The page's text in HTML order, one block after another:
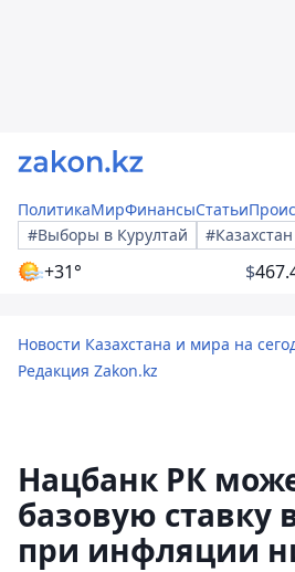
ПолитикаМирФинансыСтатьи
#Выборы в Курултай
+31° $
Новости Казахстана и мира на
Редакция Zakon.kz
Нацбанк РК
базовую ставку
при инфляции